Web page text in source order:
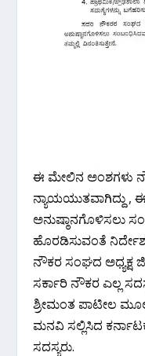
ಈ ಮೇಲಿನ ಅಂಶಗಳು
ನ್ಯಾಯಯುತವಾಗಿದ್ದು
ಅನುಷ್ಠಾನಗೊಳಿಸಲು
ಹೊರಡಿಸುವಂತೆ
ನೌಕರ ಸಂಘದ ಅಧ್ಯಕ್ಷ ಜಿ
ಸರ್ಕಾರಿ ನೌಕರ ಎಲ್ಲ
ಶ್ರೀಮಂತ ಪಾಟೀಲ
ಮನವಿ ಸಲ್ಲಿಸಿದ
ಸದಸ್ಯರು.